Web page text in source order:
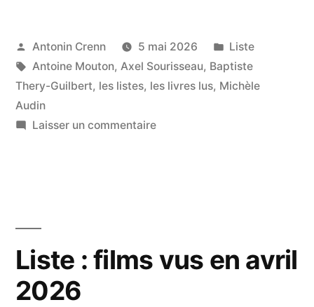
Publié
par
Antonin Crenn 5 mai 2026
Publié
dans
Liste
Étiquettes :
Antoine Mouton, Axel Sourisseau, Baptiste
Thery-Guilbert, les listes, les livres lus, Michèle
Audin
Laisser un commentairesur
2026
Liste : films vus en avril
2026